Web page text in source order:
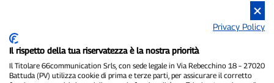
Privacy Policy
Il rispetto della tua riservatezza è la nostra priorità
Il Titolare 66communication Srls, con sede legale in Via Rebecchino 18 – 27020
Battuda (PV) utilizza cookie di prima e terze parti, per assicurare il corretto